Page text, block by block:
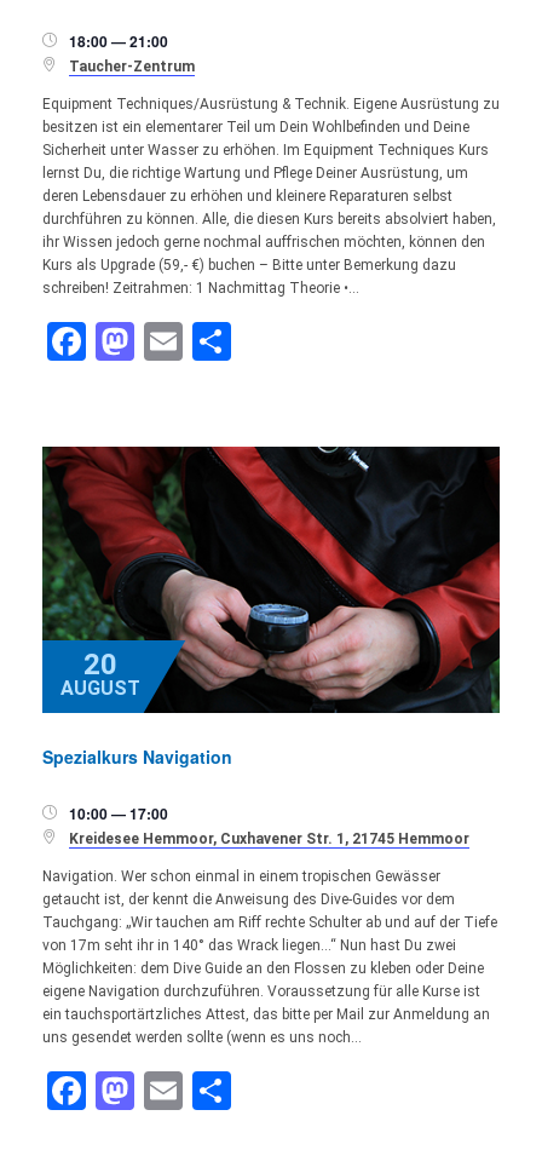
 18:00 — 21:00
 Taucher-Zentrum
Equipment Techniques/Ausrüstung & Technik. Eigene Ausrüstung zu
besitzen ist ein elementarer Teil um Dein Wohlbefinden und Deine
Sicherheit unter Wasser zu erhöhen. Im Equipment Techniques Kurs
lernst Du, die richtige Wartung und Pflege Deiner Ausrüstung, um
deren Lebensdauer zu erhöhen und kleinere Reparaturen selbst
durchführen zu können. Alle, die diesen Kurs bereits absolviert haben,
ihr Wissen jedoch gerne nochmal auffrischen möchten, können den
Kurs als Upgrade (59,- €) buchen – Bitte unter Bemerkung dazu
schreiben! Zeitrahmen: 1 Nachmittag Theorie •…
Facebook
Mastodon
Email
20
AUGUST
Spezialkurs Navigation
 10:00 — 17:00
 Kreidesee Hemmoor, Cuxhavener Str. 1, 21745 Hemmoor
Navigation. Wer schon einmal in einem tropischen Gewässer
getaucht ist, der kennt die Anweisung des Dive-Guides vor dem
Tauchgang: „Wir tauchen am Riff rechte Schulter ab und auf der Tiefe
von 17m seht ihr in 140° das Wrack liegen…“ Nun hast Du zwei
Möglichkeiten: dem Dive Guide an den Flossen zu kleben oder Deine
eigene Navigation durchzuführen. Voraussetzung für alle Kurse ist
ein tauchsportärtzliches Attest, das bitte per Mail zur Anmeldung an
uns gesendet werden sollte (wenn es uns noch…
Facebook
Mastodon
Email